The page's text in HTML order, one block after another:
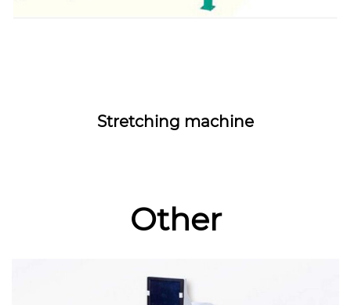
Stretching machine
Other